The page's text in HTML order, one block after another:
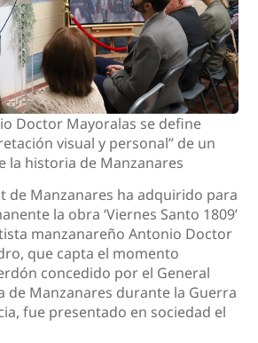
Doctor Mayoralas se define
visual y personal” de un
la historia de Manzanares
de Manzanares ha adquirido para
la obra ‘Viernes Santo 1809’
manzanareño Antonio Doctor
que capta el momento
concedido por el General
de Manzanares durante la Guerra
fue presentado en sociedad el